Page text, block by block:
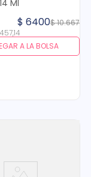
Ml
$10.667
$ 6400
457,14
A LA BOLSA